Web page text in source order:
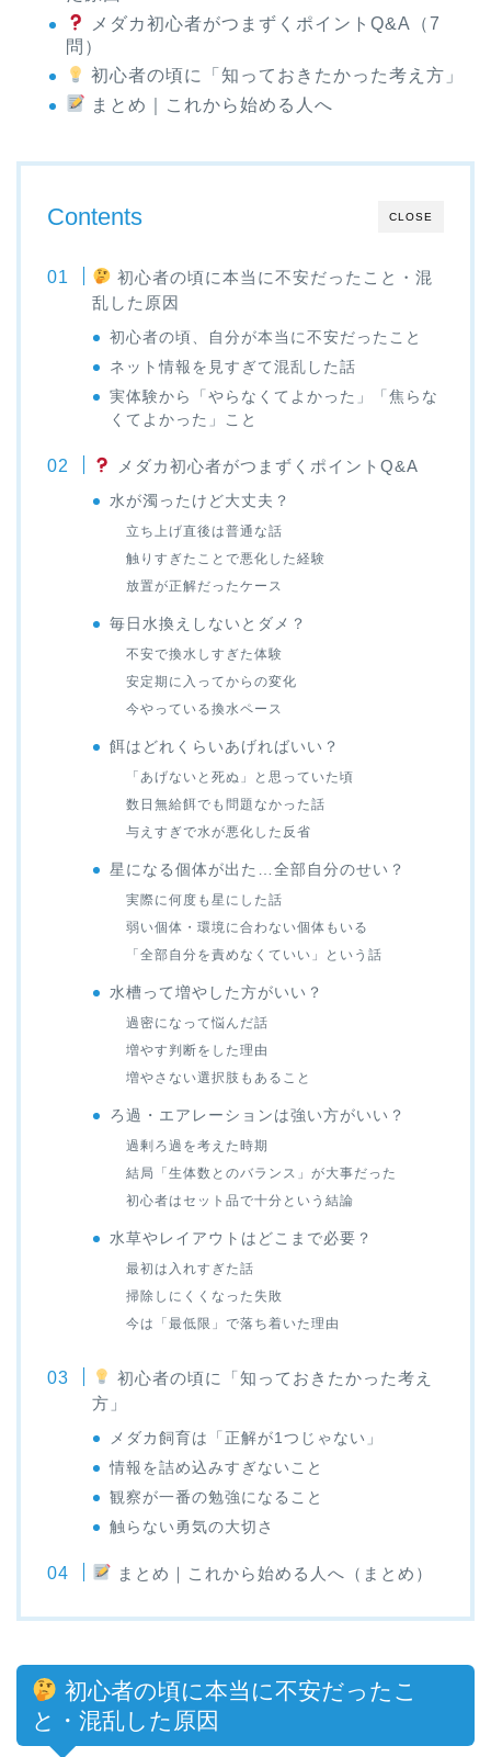
メダカ初心者がつまずくポイントQ&A（7
問）
初心者の頃に「知っておきたかった考え方」
まとめ｜これから始める人へ
CLOSE
Contents
初心者の頃に本当に不安だったこと・混
乱した原因
初心者の頃、自分が本当に不安だったこと
ネット情報を見すぎて混乱した話
実体験から「やらなくてよかった」「焦らな
くてよかった」こと
メダカ初心者がつまずくポイントQ&A
水が濁ったけど大丈夫？
立ち上げ直後は普通な話
触りすぎたことで悪化した経験
放置が正解だったケース
毎日水換えしないとダメ？
不安で換水しすぎた体験
安定期に入ってからの変化
今やっている換水ペース
餌はどれくらいあげればいい？
「あげないと死ぬ」と思っていた頃
数日無給餌でも問題なかった話
与えすぎで水が悪化した反省
星になる個体が出た…全部自分のせい？
実際に何度も星にした話
弱い個体・環境に合わない個体もいる
「全部自分を責めなくていい」という話
水槽って増やした方がいい？
過密になって悩んだ話
増やす判断をした理由
増やさない選択肢もあること
ろ過・エアレーションは強い方がいい？
過剰ろ過を考えた時期
結局「生体数とのバランス」が大事だった
初心者はセット品で十分という結論
水草やレイアウトはどこまで必要？
最初は入れすぎた話
掃除しにくくなった失敗
今は「最低限」で落ち着いた理由
初心者の頃に「知っておきたかった考え
方」
メダカ飼育は「正解が1つじゃない」
情報を詰め込みすぎないこと
観察が一番の勉強になること
触らない勇気の大切さ
まとめ｜これから始める人へ（まとめ）
初心者の頃に本当に不安だったこ
と・混乱した原因